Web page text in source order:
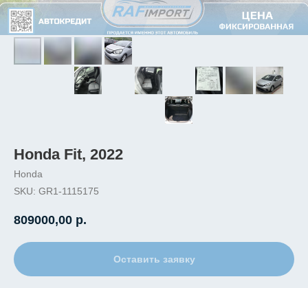
Honda Fit, 2022
Honda
SKU: GR1-1115175
809000,00 р.
Оставить заявку